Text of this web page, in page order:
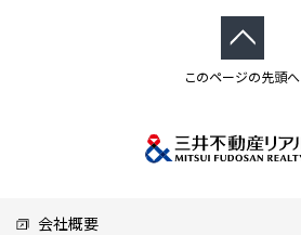
このページの先頭へ
会社概要